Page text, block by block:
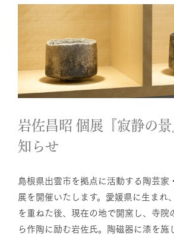
岩佐昌昭 個展『寂静
News
岩佐昌昭 個展『寂静の
知らせ
島根県出雲市を拠点に活動する陶芸家
展を開催いたします。愛媛県に生まれ
を重ねた後、現在の地で開窯し、寺院
ら作陶に励む岩佐氏。陶磁器に漆を施